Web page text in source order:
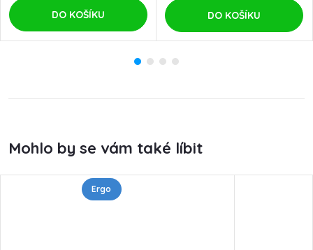
DO KOŠÍKU DO KOŠÍKU
Ergo